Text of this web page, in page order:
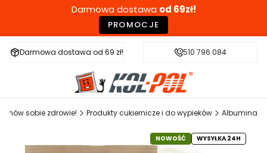
Darmowa dostawa od 69zł!
PROMOCJE
Darmowa dostawa od 69 zł! Szybka wysyłka w 24h
510 796 084
sobie zdrowie! Produkty cukiernicze i do wypieków Albumina
NOWOŚĆ WYSYŁKA 24H